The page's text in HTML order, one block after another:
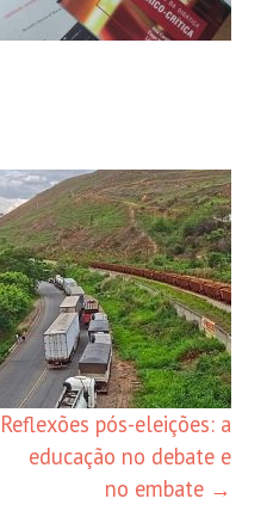
Reflexões pós-eleições: a
educação no debate e
no embate →